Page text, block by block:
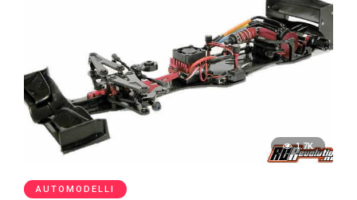
1.7K
AUTOMODELLI